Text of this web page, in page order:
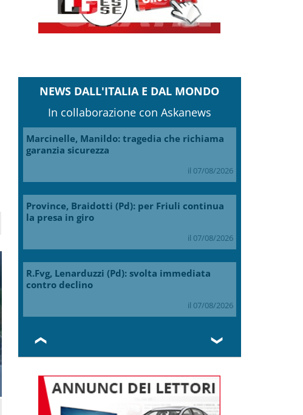
NEWS DALL'ITALIA E DAL MONDO
In collaborazione con Askanews
Marcinelle, Manildo: tragedia che richiama
garanzia sicurezza
il 07/08/2026
Province, Braidotti (Pd): per Friuli continua
la presa in giro
il 07/08/2026
R.Fvg, Lenarduzzi (Pd): svolta immediata
contro declino
il 07/08/2026
❮ ❯